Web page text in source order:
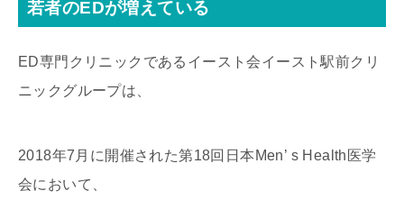
若者のEDが増えている
ED専門クリニックであるイースト会イースト駅前クリ
ニックグループは、
2018年7月に開催された第18回日本Men’ s Health医学
会において、